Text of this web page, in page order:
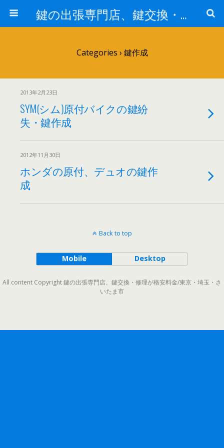
鍵の出張専門店、鍵交換・修理が格安料金/東京・埼玉・さいたま市
Categories › 鍵作成
2013年2月23日
SYM(シム)原付バイクの鍵紛
失・鍵作成
2012年11月30日
ホンダの原付、デュオの鍵作
成
Back to top
Mobile Desktop
All content Copyright 鍵の出張専門店、鍵交換・修理が格安料金/東京・埼玉・さ
いたま市